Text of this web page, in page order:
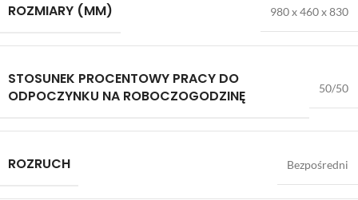
ROZMIARY (MM) 980 x 460 x 830
STOSUNEK PROCENTOWY PRACY DO
ODPOCZYNKU NA ROBOCZOGODZINĘ
50/50
ROZRUCH Bezpośredni